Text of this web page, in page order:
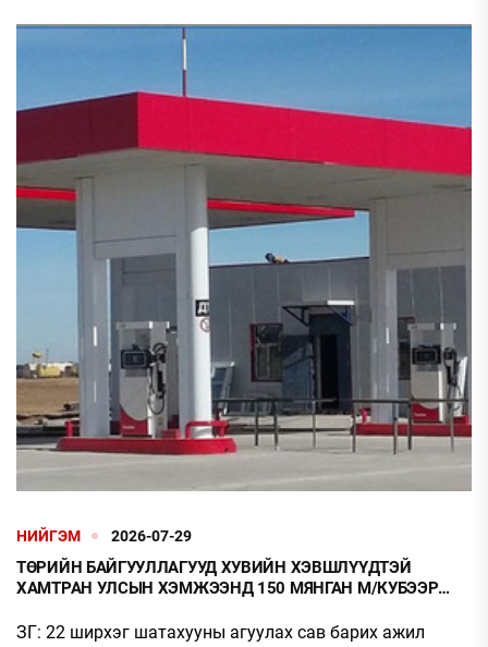
НИЙГЭМ 2026-07-29
ТӨРИЙН БАЙГУУЛЛАГУУД ХУВИЙН ХЭВШЛҮҮДТЭЙ
ХАМТРАН УЛСЫН ХЭМЖЭЭНД 150 МЯНГАН М/КУБЭЭР
НЭМЭГДҮҮЛНЭ
ЗГ: 22 ширхэг шатахууны агуулах сав барих ажил